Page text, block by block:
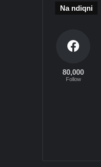
Na ndiqni
80,000
Follow